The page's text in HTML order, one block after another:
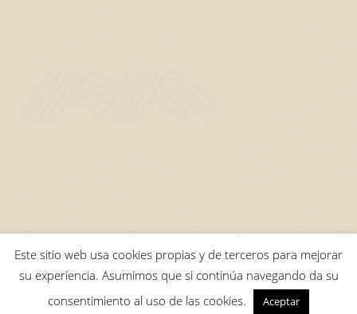
Este sitio web usa cookies propias y de terceros para mejorar
su experiencia. Asumimos que si continúa navegando da su
consentimiento al uso de las cookies.
Aceptar